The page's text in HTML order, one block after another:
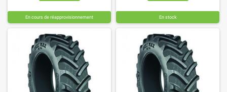
En cours de réapprovisionnement En stock